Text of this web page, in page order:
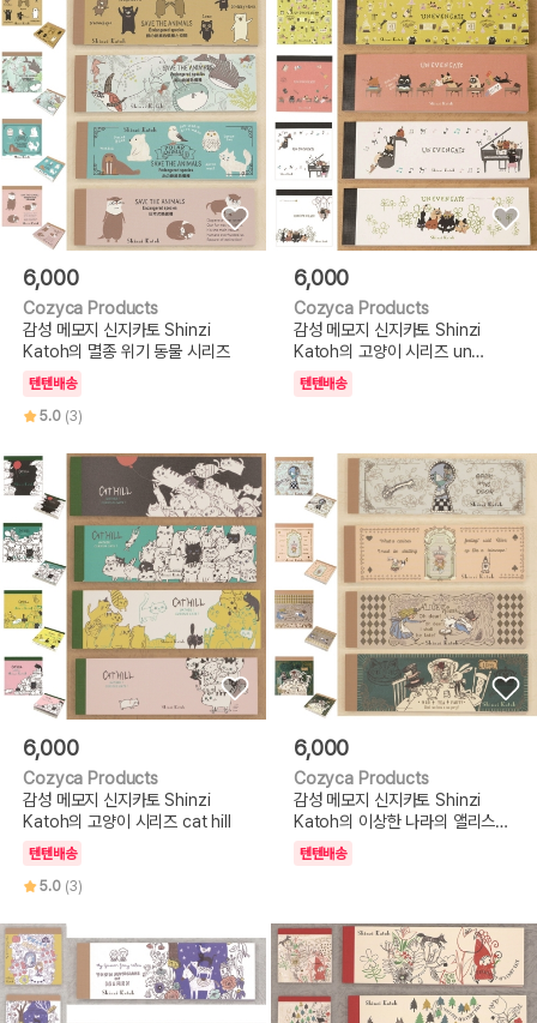
6,000
Cozyca Products
감성 메모지 신지카토 Shinzi
Katoh의 멸종 위기 동물 시리즈
텐텐배송
5.0 (3)
6,000
Cozyca Products
감성 메모지 신지카토 Shinzi
Katoh의 고양이 시리즈 un
even cats
텐텐배송
6,000
Cozyca Products
감성 메모지 신지카토 Shinzi
Katoh의 고양이 시리즈 cat hill
텐텐배송
5.0 (3)
6,000
Cozyca Products
감성 메모지 신지카토 Shinzi
Katoh의 이상한 나라의 앨리스
시리즈
텐텐배송